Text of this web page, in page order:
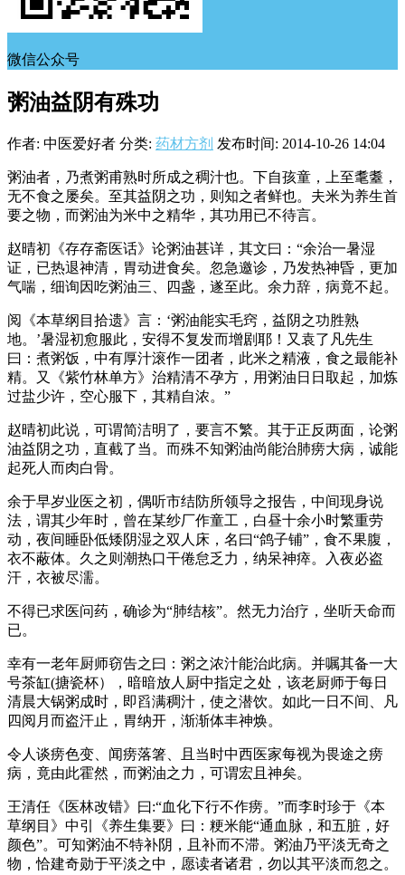
微信公众号
粥油益阴有殊功
作者: 中医爱好者 分类: 药材方剂 发布时间: 2014-10-26 14:04
粥油者，乃煮粥甫熟时所成之稠汁也。下自孩童，上至耄耋，
无不食之屡矣。至其益阴之功，则知之者鲜也。夫米为养生首
要之物，而粥油为米中之精华，其功用已不待言。
赵晴初《存存斋医话》论粥油甚详，其文曰：“余治一暑湿
证，已热退神清，胃动进食矣。忽急邀诊，乃发热神昏，更加
气喘，细询因吃粥油三、四盏，遂至此。余力辞，病竟不起。
阅《本草纲目拾遗》言：‘粥油能实毛窍，益阴之功胜熟
地。’暑湿初愈服此，安得不复发而增剧耶！又袁了凡先生
曰：煮粥饭，中有厚汁滚作一团者，此米之精液，食之最能补
精。又《紫竹林单方》治精清不孕方，用粥油日日取起，加炼
过盐少许，空心服下，其精自浓。”
赵晴初此说，可谓简洁明了，要言不繁。其于正反两面，论粥
油益阴之功，直截了当。而殊不知粥油尚能治肺痨大病，诚能
起死人而肉白骨。
余于早岁业医之初，偶听市结防所领导之报告，中间现身说
法，谓其少年时，曾在某纱厂作童工，白昼十余小时繁重劳
动，夜间睡卧低矮阴湿之双人床，名曰“鸽子铺”，食不果腹，
衣不蔽体。久之则潮热口干倦怠乏力，纳呆神瘁。入夜必盗
汗，衣被尽濡。
不得已求医问药，确诊为“肺结核”。然无力治疗，坐听天命而
已。
幸有一老年厨师窃告之曰：粥之浓汁能治此病。并嘱其备一大
号茶缸(搪瓷杯），暗暗放人厨中指定之处，该老厨师于每日
清晨大锅粥成时，即舀满稠汁，使之潜饮。如此一日不间、凡
四阅月而盗汗止，胃纳开，渐渐体丰神焕。
令人谈痨色变、闻痨落箸、且当时中西医家每视为畏途之痨
病，竟由此霍然，而粥油之力，可谓宏且神矣。
王清任《医林改错》曰:“血化下行不作痨。”而李时珍于《本
草纲目》中引《养生集要》曰：粳米能“通血脉，和五脏，好
颜色”。可知粥油不特补阴，且补而不滞。粥油乃平淡无奇之
物，恰建奇勋于平淡之中，愿读者诸君，勿以其平淡而忽之。